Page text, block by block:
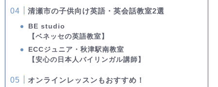
清瀬市の子供向け英語・英会話教室2選
BE studio
【ベネッセの英語教室】
ECCジュニア・秋津駅南教室
【安心の日本人バイリンガル講師】
オンラインレッスンもおすすめ！